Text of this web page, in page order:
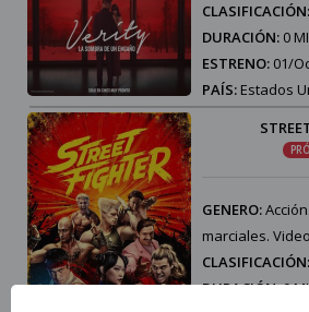
CLASIFICACIÓN:
DURACIÓN: 0
ESTRENO: 01/
PAÍS: Estados
GENERO:
marciales.
CLASIFICACIÓN:
DURACIÓN:0